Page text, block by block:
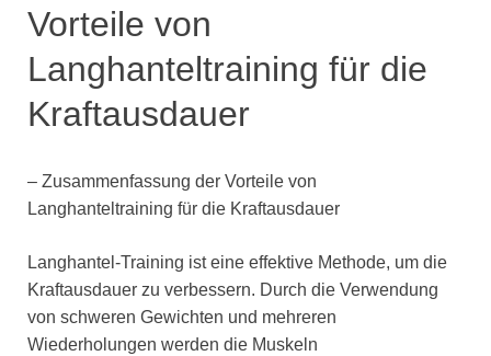
Vorteile von
Langhanteltraining für die
Kraftausdauer
– Zusammenfassung der Vorteile von
Langhanteltraining für die Kraftausdauer
Langhantel-Training ist eine effektive Methode, um die
Kraftausdauer zu verbessern. Durch die Verwendung
von schweren Gewichten und mehreren
Wiederholungen werden die Muskeln